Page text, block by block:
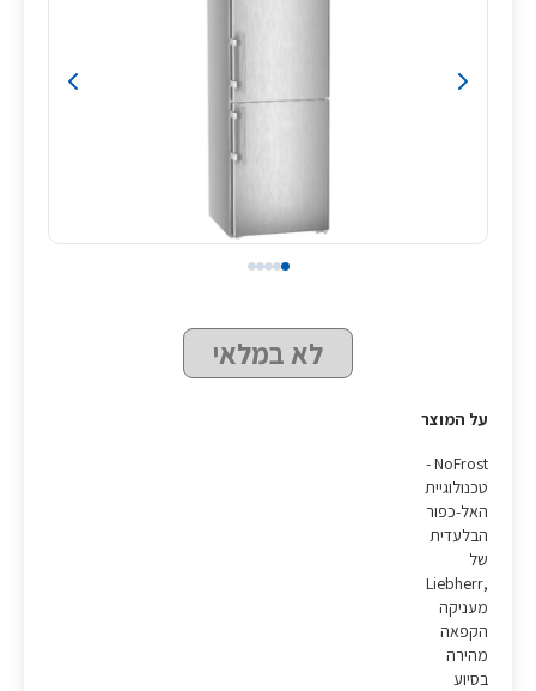
לא במלאי
על המוצר
NoFrost -
טכנולוגיית
האל-כפור
הבלעדית
של
,Liebherr
מעניקה
הקפאה
מהירה
בסיוע